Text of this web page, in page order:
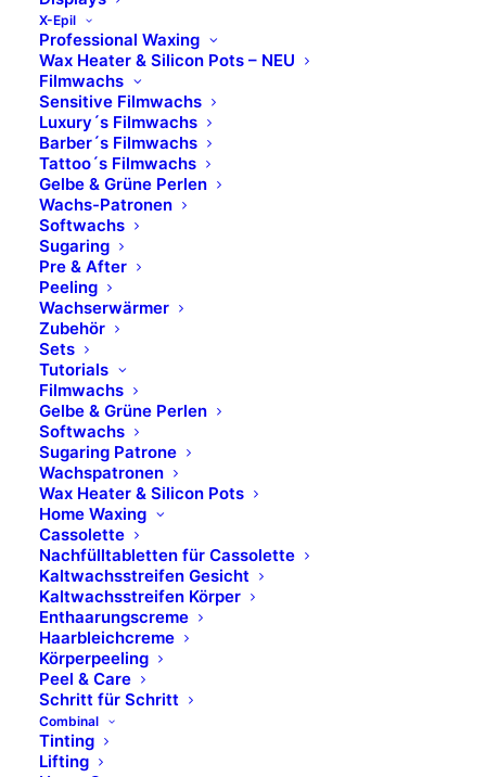
X-Epil
Professional Waxing
Wax Heater & Silicon Pots – NEU
Filmwachs
Sensitive Filmwachs
Luxury´s Filmwachs
Barber´s Filmwachs
Tattoo´s Filmwachs
Gelbe & Grüne Perlen
Wachs-Patronen
Softwachs
Sugaring
Pre & After
Peeling
Wachserwärmer
Zubehör
Sets
Tutorials
Filmwachs
Gelbe & Grüne Perlen
Softwachs
Sugaring Patrone
Wachspatronen
Wax Heater & Silicon Pots
Home Waxing
Cassolette
Nachfülltabletten für Cassolette
Kaltwachsstreifen Gesicht
Kaltwachsstreifen Körper
Enthaarungscreme
Haarbleichcreme
Körperpeeling
Peel & Care
Schritt für Schritt
Combinal
Tinting
Lifting
ANWENDUNG
INHALTSSTOFFE
WICHTIGE INFORMATIONEN
AUFBEWAHRUNGSHINWEISE
BILDER UND KONTAKTE
LIEFERUMFANG
Kaltwachsstreifen Gesicht
BESCHREIBUNG
FÜR WEN GEEIGNET?
ANWENDUNG